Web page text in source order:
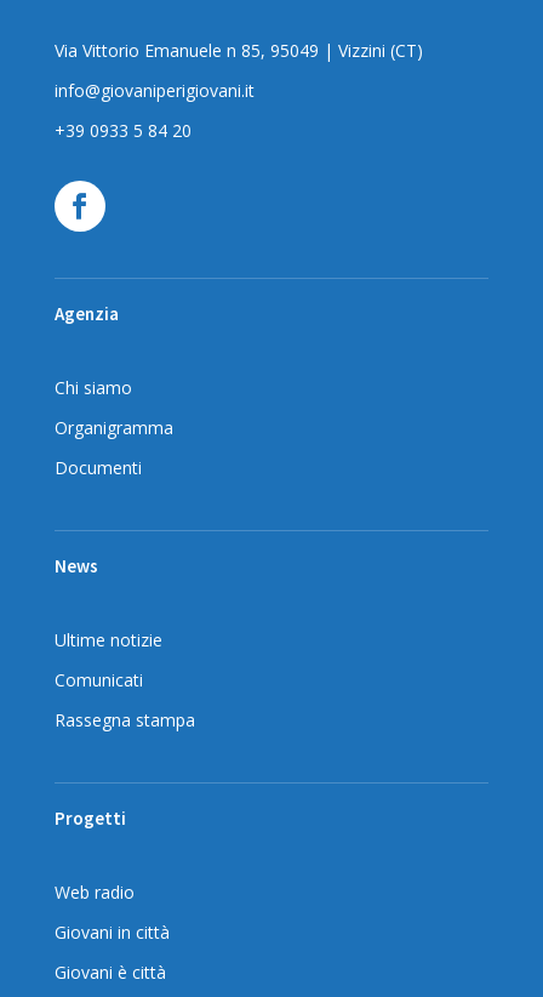
Via Vittorio Emanuele n 85, 95049 | Vizzini (CT)
info@giovaniperigiovani.it
+39 0933 5 84 20
Agenzia
Chi siamo
Organigramma
Documenti
News
Ultime notizie
Comunicati
Rassegna stampa
Progetti
Web radio
Giovani in città
Giovani è città